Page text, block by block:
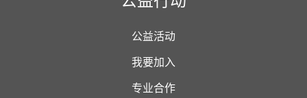
公益活动
我要加入
专业合作